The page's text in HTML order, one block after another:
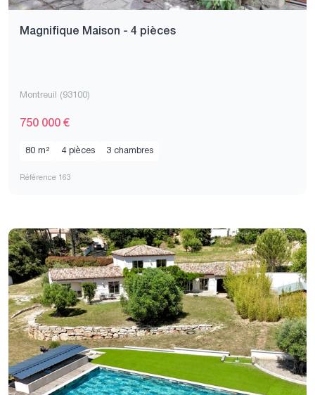
Magnifique Maison - 4 pièces
Montreuil (93100)
750 000 €
80 m² 4 pièces 3 chambres
Référence 163